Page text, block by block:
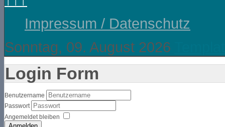
Impressum / Datenschutz
Sonntag, 09. August 2026
Login Form
Benutzername
Passwort
Angemeldet bleiben